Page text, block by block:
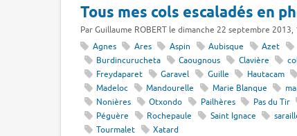
Tous mes cols escaladés en
Par Guillaume ROBERT le dimanche 22 septembre 2013,
Agnes
Ares Aspin Aubisque Azet
Burdincurucheta
Caougnous Clavière
Freydaparet
Garavel Guille Hautacam
Madeloc
Mandourelle Marie Blanque
Nonières
Otxondo Pailhères Pas du Tir
Péguère
Rochepaule Saint Ignace
Tourmalet
Xatard